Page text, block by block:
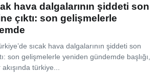
hava dalgalarının şiddeti son
çıktı: son gelişmelerle
sıcak hava dalgalarının şiddeti son
son gelişmelerle yeniden gündemde başlığı,
türkiye...